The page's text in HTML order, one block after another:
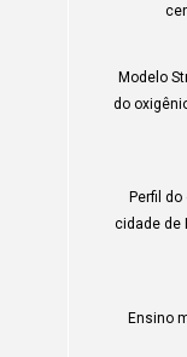
Modelo
do
Perfil
cidade de
Ensino